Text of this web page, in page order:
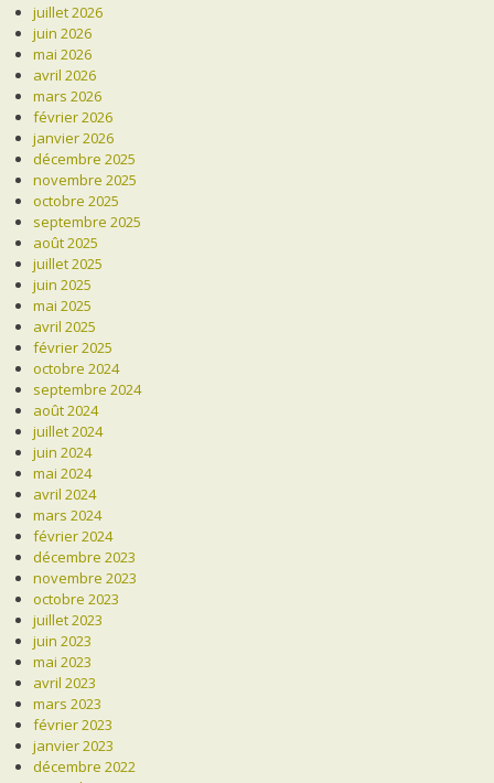
juillet 2026
juin 2026
mai 2026
avril 2026
mars 2026
février 2026
janvier 2026
décembre 2025
novembre 2025
octobre 2025
septembre 2025
août 2025
juillet 2025
juin 2025
mai 2025
avril 2025
février 2025
octobre 2024
septembre 2024
août 2024
juillet 2024
juin 2024
mai 2024
avril 2024
mars 2024
février 2024
décembre 2023
novembre 2023
octobre 2023
juillet 2023
juin 2023
mai 2023
avril 2023
mars 2023
février 2023
janvier 2023
décembre 2022